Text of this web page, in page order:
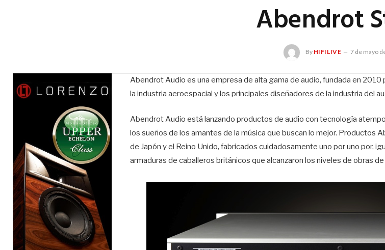
Abendrot
By HIFILIVE 7 de mayo
Abendrot Audio es una empresa de alta gama de audio, fundada en
la industria aeroespacial y los principales diseñadores de la industria del
Abendrot Audio está lanzando productos de audio con tecnología
los sueños de los amantes de la música que buscan lo mejor. Productos
de Japón y el Reino Unido, fabricados cuidadosamente uno por uno por,
armaduras de caballeros británicos que alcanzaron los niveles de obras